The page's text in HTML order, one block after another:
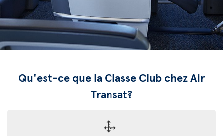
Qu'est-ce que la Classe Club chez Air
Transat?